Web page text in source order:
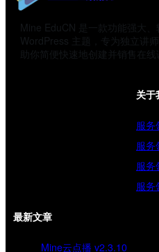
Mine EduCN 是一款功能强大
WordPress 主题，专为独立讲
助你简便快速地创建并销售在线
关于
服务
服务
服务
服务
最新文章
Mine云点播 v2.3.10